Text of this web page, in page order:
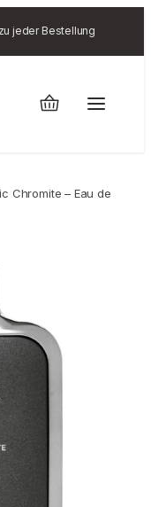
jeder Bestellung
Chromite – Eau de